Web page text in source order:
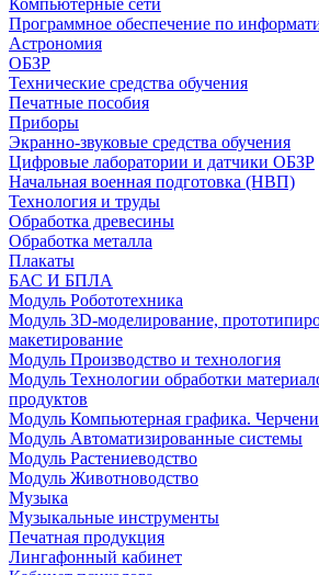
Компьютерные сети
Программное обеспечение по
Астрономия
ОБЗР
Технические средства обучения
Печатные пособия
Приборы
Экранно-звуковые средства обучения
Цифровые лаборатории и датчики ОБЗР
Начальная военная подготовка (НВП)
Технология и труды
Обработка древесины
Обработка металла
Плакаты
БАС И БПЛА
Модуль Робототехника
Модуль 3D-моделирование,
макетирование
Модуль Производство и технология
Модуль Технологии обработки
продуктов
Модуль Компьютерная графика.
Модуль Автоматизированные системы
Модуль Растениеводство
Модуль Животноводство
Музыка
Музыкальные инструменты
Печатная продукция
Лингафонный кабинет